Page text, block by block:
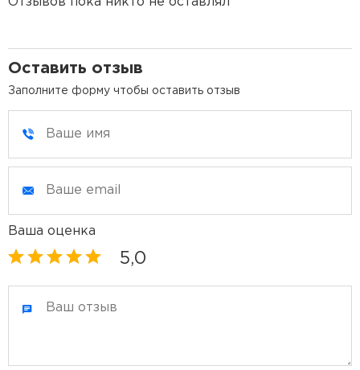
Оставить отзыв
Заполните форму чтобы оставить отзыв
Ваша оценка
5,0